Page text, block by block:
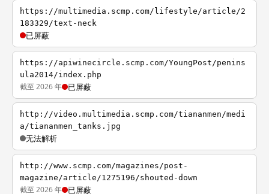
https://multimedia.scmp.com/lifestyle/article/2
183329/text-neck
已屏蔽
https://apiwinecircle.scmp.com/YoungPost/penins
ula2014/index.php
截至 2026 年 已屏蔽
http://video.multimedia.scmp.com/tiananmen/medi
a/tiananmen_tanks.jpg
无法解析
http://www.scmp.com/magazines/post-
magazine/article/1275196/shouted-down
截至 2026 年 已屏蔽